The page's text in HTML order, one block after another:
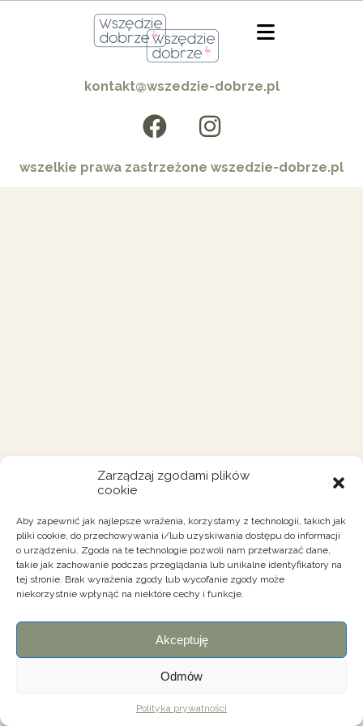
Zarządzaj zgodami plików
cookie
Aby zapewnić jak najlepsze wrażenia, korzystamy z technologii, takich jak
pliki cookie, do przechowywania i/lub uzyskiwania dostępu do informacji
o urządzeniu. Zgoda na te technologie pozwoli nam przetwarzać dane,
takie jak zachowanie podczas przeglądania lub unikalne identyfikatory na
tej stronie. Brak wyrażenia zgody lub wycofanie zgody może
niekorzystnie wpłynąć na niektóre cechy i funkcje.
Akceptuję
Odmów
Polityka prywatności
kontakt@wszedzie-dobrze.pl
wszelkie prawa zastrzeżone wszedzie-dobrze.pl